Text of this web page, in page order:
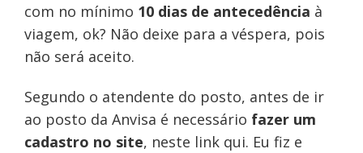
com no mínimo 10 dias de antecedência à
viagem, ok? Não deixe para a véspera, pois
não será aceito.
Segundo o atendente do posto, antes de ir
ao posto da Anvisa é necessário fazer um
cadastro no site, neste link qui. Eu fiz e